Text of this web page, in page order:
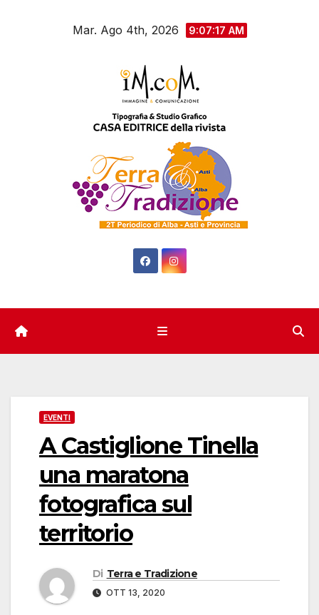
Mar. Ago 4th, 2026 9:07:18 AM
EVENTI
A Castiglione Tinella
una maratona
fotografica sul
territorio
Di Terra e Tradizione
OTT 13, 2020